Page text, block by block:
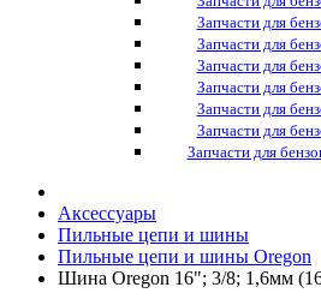
Запчасти для
Запчасти для
Запчасти для
Запчасти для
Запчасти для
Запчасти для
Запчасти для
Аксессуары
Пильные цепи и шины
Пильные цепи и шины Oregon
Шина Oregon 16"; 3/8; 1,6мм